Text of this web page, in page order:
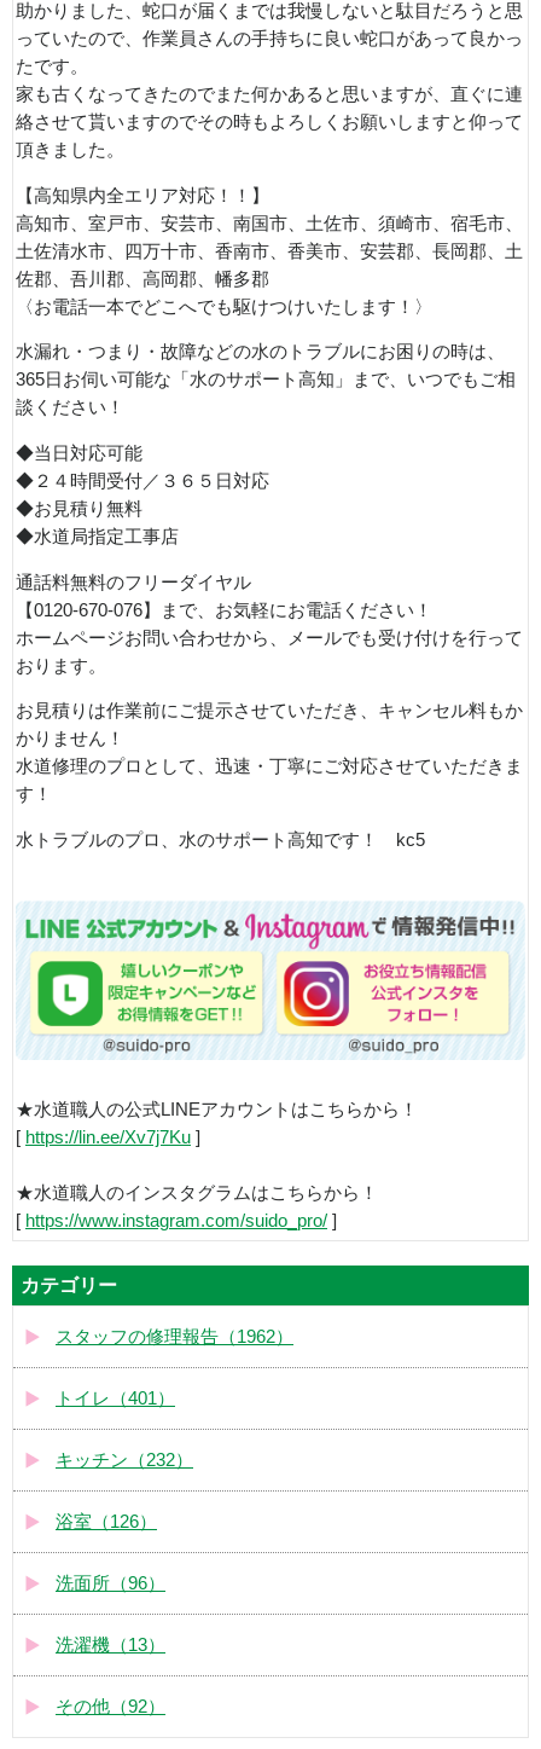
助かりました、蛇口が届くまでは我慢しないと駄目だろうと思
っていたので、作業員さんの手持ちに良い蛇口があって良かっ
たです。
家も古くなってきたのでまた何かあると思いますが、直ぐに連
絡させて貰いますのでその時もよろしくお願いしますと仰って
頂きました。
【高知県内全エリア対応！！】
高知市、室戸市、安芸市、南国市、土佐市、須崎市、宿毛市、
土佐清水市、四万十市、香南市、香美市、安芸郡、長岡郡、土
佐郡、吾川郡、高岡郡、幡多郡
〈お電話一本でどこへでも駆けつけいたします！〉
水漏れ・つまり・故障などの水のトラブルにお困りの時は、
365日お伺い可能な「水のサポート高知」まで、いつでもご相
談ください！
◆当日対応可能
◆２４時間受付／３６５日対応
◆お見積り無料
◆水道局指定工事店
通話料無料のフリーダイヤル
【0120-670-076】まで、お気軽にお電話ください！
ホームページお問い合わせから、メールでも受け付けを行って
おります。
お見積りは作業前にご提示させていただき、キャンセル料もか
かりません！
水道修理のプロとして、迅速・丁寧にご対応させていただきま
す！
水トラブルのプロ、水のサポート高知です！ kc5
★水道職人の公式LINEアカウントはこちらから！
[ https://lin.ee/Xv7j7Ku ]
★水道職人のインスタグラムはこちらから！
[ https://www.instagram.com/suido_pro/ ]
カテゴリー
スタッフの修理報告（1962）
トイレ（401）
キッチン（232）
浴室（126）
洗面所（96）
洗濯機（13）
その他（92）